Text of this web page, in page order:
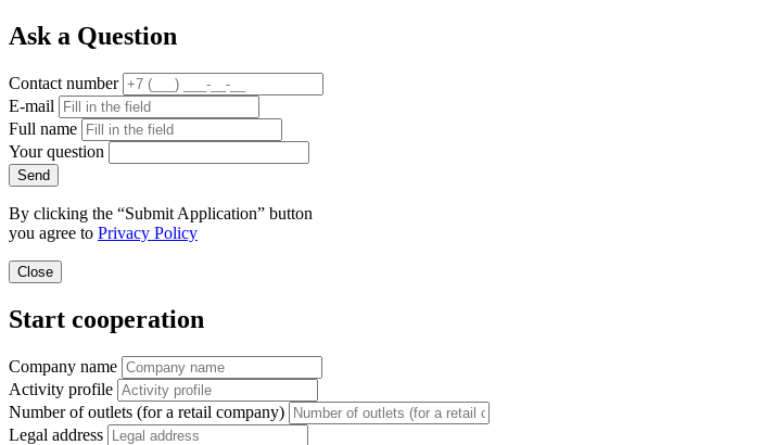
Ask a Question
Contact number
E-mail
Full name
Your question
Send
By clicking the “Submit Application” button
you agree to Privacy Policy
Close
Start cooperation
Company name
Activity profile
Number of outlets (for a retail company)
Legal address